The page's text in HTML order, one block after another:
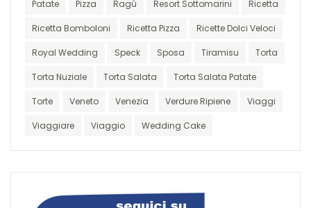
Patate Pizza Ragù Resort Sottomarini Ricetta
Ricetta Bomboloni Ricetta Pizza Ricette Dolci Veloci
Royal Wedding Speck Sposa Tiramisu Torta
Torta Nuziale Torta Salata Torta Salata Patate
Torte Veneto Venezia Verdure Ripiene Viaggi
Viaggiare Viaggio Wedding Cake